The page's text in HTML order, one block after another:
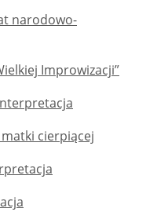
narodowo-
Improwizacji”
cierpiącej